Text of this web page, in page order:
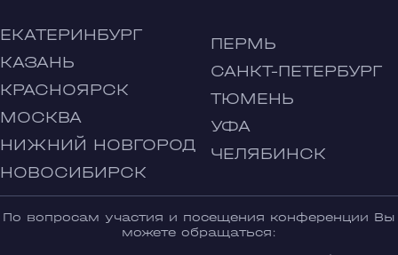
ЕКАТЕРИНБУРГ
КАЗАНЬ
КРАСНОЯРСК
МОСКВА
НИЖНИЙ НОВГОРОД
НОВОСИБИРСК
ПЕРМЬ
САНКТ-ПЕТЕРБУРГ
ТЮМЕНЬ
УФА
ЧЕЛЯБИНСК
По вопросам участия и посещения конференции Вы
можете обращаться: